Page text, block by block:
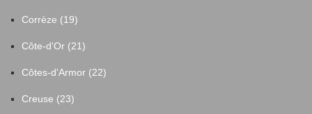
Corrèze (19)
Côte-d'Or (21)
Côtes-d'Armor (22)
Creuse (23)